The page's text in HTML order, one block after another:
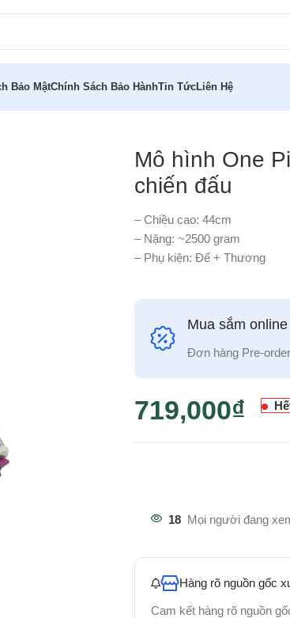
Bảo MậtChính Sách Bảo HànhTin TứcLiên Hệ
Mô hình One
chiến đấu
– Chiều cao: 44cm
– Nặng: ~2500 gram
– Phụ kiện: Đế + Thương
Mua sắm
Đơn hàng Pre-
719,000₫
18 Mọi người đang
Hàng rõ nguồn gốc
Cam kết hàng rõ nguồn